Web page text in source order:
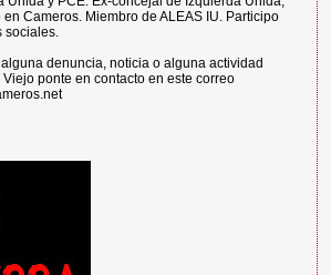
Cameros. Miembro de ALEAS IU. Participo
sociales.
denuncia, noticia o alguna actividad
ponte en contacto en este correo